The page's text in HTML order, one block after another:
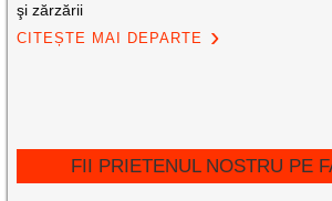
şi zărzării
CITEȘTE MAI DEPARTE
FII PRIETENUL NOSTRU PE